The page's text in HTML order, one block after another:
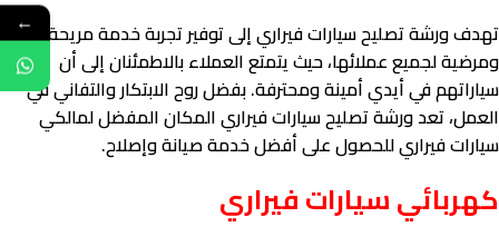
تهدف ورشة تصليح سيارات فيراري إلى توفير تجربة خدمة مريحة
ومرضية لجميع عملائها، حيث يتمتع العملاء بالاطمئنان إلى أن
سياراتهم في أيدي أمينة ومحترفة. بفضل روح الابتكار والتفاني في
العمل، تعد ورشة تصليح سيارات فيراري المكان المفضل لمالكي
سيارات فيراري للحصول على أفضل خدمة صيانة وإصلاح.
كهربائي سيارات فيراري
←